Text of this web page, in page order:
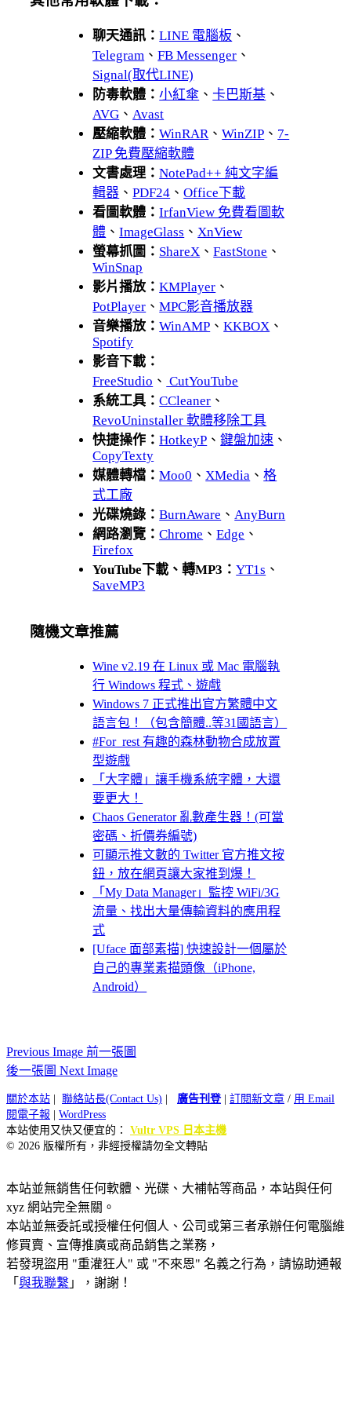
聊天通訊：LINE 電腦板 、
Telegram 、FB Messenger 、
Signal(取代LINE)
防毒軟體：小紅傘 、卡巴斯基 、
AVG 、 Avast
壓縮軟體：WinRAR 、WinZIP 、 7-
ZIP 免費壓縮軟體
文書處理：NotePad++ 純文字編
輯器 、PDF24 、Office下載
看圖軟體：IrfanView 免費看圖軟
體 、ImageGlass 、 XnView
螢幕抓圖： ShareX 、FastStone 、
WinSnap
影片播放：KMPlayer 、
PotPlayer 、MPC影音播放器
音樂播放：WinAMP 、KKBOX 、
Spotify
影音下載：
FreeStudio 、 CutYouTube
系統工具：CCleaner 、
RevoUninstaller 軟體移除工具
快捷操作：HotkeyP 、鍵盤加速 、
CopyTexty
媒體轉檔：Moo0 、 XMedia 、格
式工廠
光碟燒錄：BurnAware 、 AnyBurn
網路瀏覽：Chrome 、Edge 、
Firefox
YouTube下載、轉MP3：YT1s 、
SaveMP3
隨機文章推薦
Wine v2.19 在 Linux 或 Mac 電腦執
行 Windows 程式、遊戲
Windows 7 正式推出官方繁體中文
語言包！（包含簡體..等31國語言）
#For_rest 有趣的森林動物合成放置
型遊戲
「大字體」讓手機系統字體，大還
要更大！
Chaos Generator 亂數產生器！(可當
密碼、折價券編號)
可顯示推文數的 Twitter 官方推文按
鈕，放在網頁讓大家推到爆！
「My Data Manager」監控 WiFi/3G
流量、找出大量傳輸資料的應用程
式
[Uface 面部素描] 快速設計一個屬於
自己的專業素描頭像（iPhone,
Android）
Previous Image 前一張圖
後一張圖 Next Image
關於本站 聯絡站長(Contact Us) 廣告刊登| 訂閱新文章 / 用 Email
閱電子報
WordPress
本站使用又快又便宜的： Vultr VPS 日本主機
© 2026 版權所有，非經授權請勿全文轉貼
本站並無銷售任何軟體、光碟、大補帖等商品，本站與任何
xyz 網站完全無關。
本站並無委託或授權任何個人、公司或第三者承辦任何電腦維
修買賣、宣傳推廣或商品銷售之業務，
若發現盜用 "重灌狂人" 或 "不來恩" 名義之行為，請協助通報
「 與我聯繫 」，謝謝！